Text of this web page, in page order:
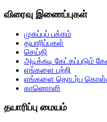
விரைவு இணைப்புகள்
முகப்புப் பக்கம்
தயாரிப்புகள்
செய்தி
அடிக்கடி கேட்கப்படும்
எங்களை பற்றி
எங்களை தொடர்பு
காணொளி
தயாரிப்பு மையம்